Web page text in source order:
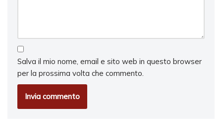
Salva il mio nome, email e sito web in questo browser
per la prossima volta che commento.